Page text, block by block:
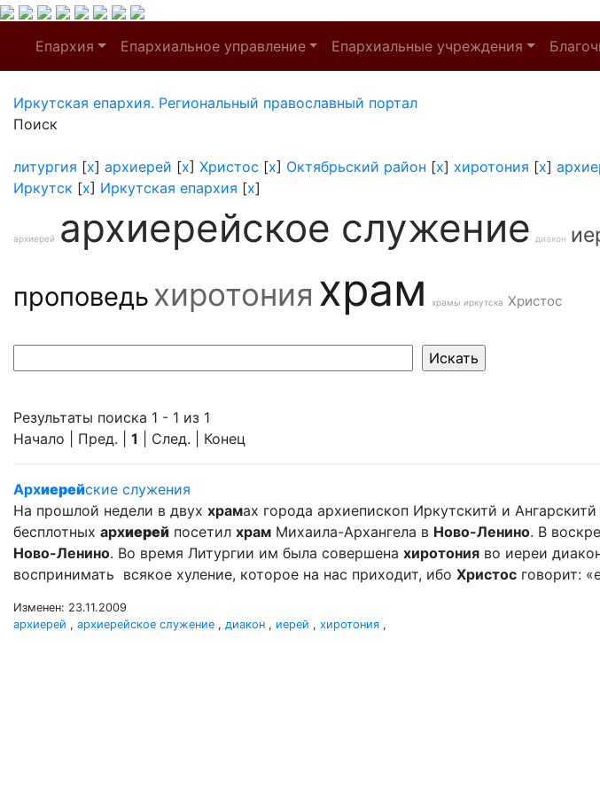
Епархия Епархиальное управление Епархиальные учреждения
Иркутская епархия. Региональный православный портал
Поиск
литургия [x] архиерей [x] Христос [x] Октябрьский район [x] хиротония [x]
Иркутск [x] Иркутская епархия [x]
архиерей архиерейское служение диакон
проповедь хиротония храм храмы иркутска Христос
Результаты поиска 1 - 1 из 1
Начало | Пред. | 1 | След. | Конец
Архиерейские служения
На прошлой недели в двух храмах города архиепископ Иркутскитй и
бесплотных архиерей посетил храм Михаила-Архангела в Ново-Ленино. В
Ново-Ленино. Во время Литургии им была совершена хиротония во иереи
воспринимать всякое хуление, которое на нас приходит, ибо Христос говорит:
Изменен: 23.11.2009
архиерей , архиерейское служение , диакон , иерей , хиротония ,